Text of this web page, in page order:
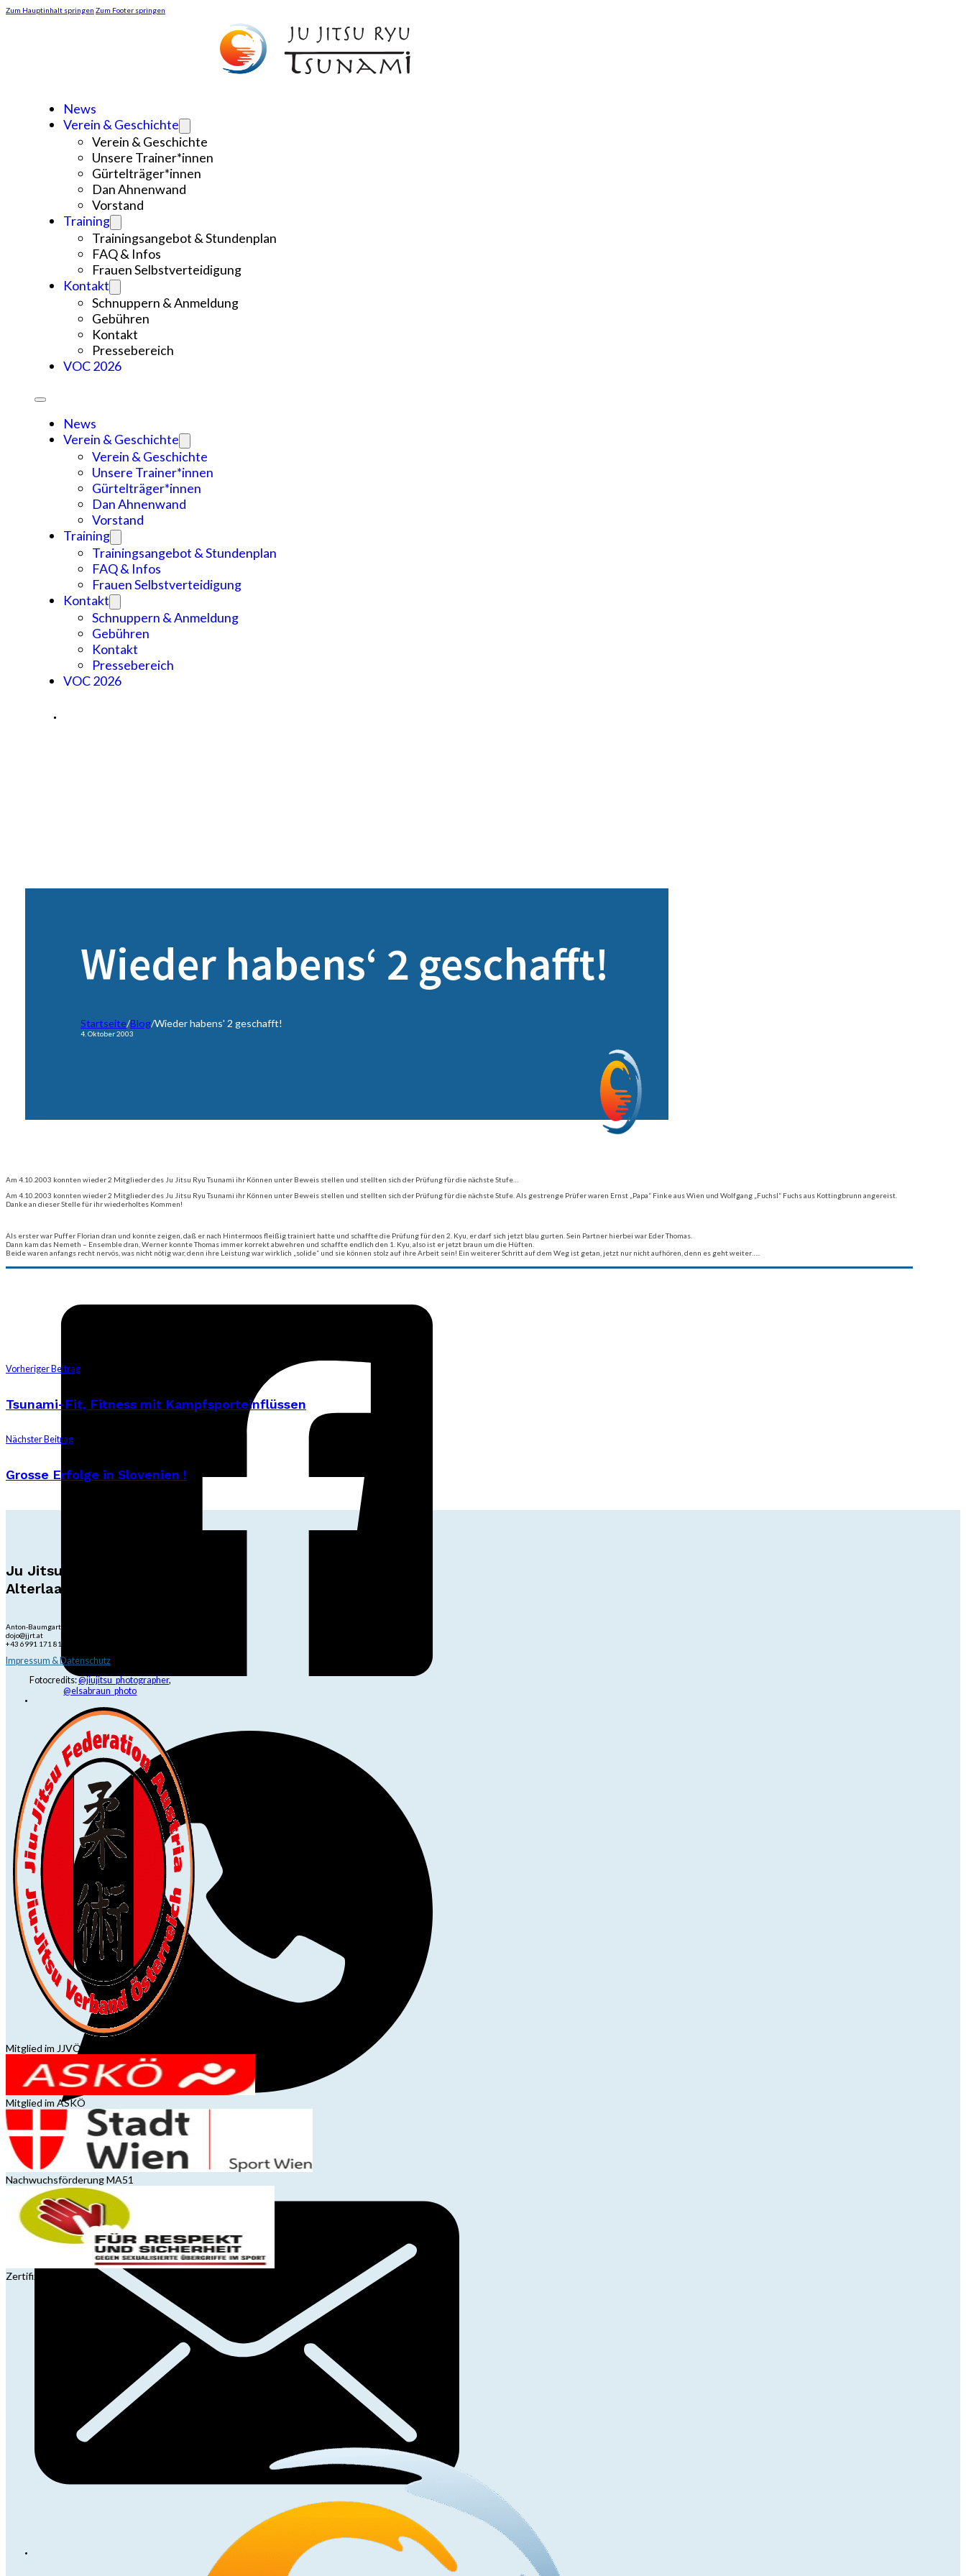
Zum Hauptinhalt springen Zum Footer springen
News
Verein & Geschichte
Verein & Geschichte
Unsere Trainer*innen
Gürtelträger*innen
Dan Ahnenwand
Vorstand
Training
Trainingsangebot & Stundenplan
FAQ & Infos
Frauen Selbstverteidigung
Kontakt
Schnuppern & Anmeldung
Gebühren
Kontakt
Pressebereich
VOC 2026
News
Verein & Geschichte
Verein & Geschichte
Unsere Trainer*innen
Gürtelträger*innen
Dan Ahnenwand
Vorstand
Training
Trainingsangebot & Stundenplan
FAQ & Infos
Frauen Selbstverteidigung
Kontakt
Schnuppern & Anmeldung
Gebühren
Kontakt
Pressebereich
VOC 2026
Wieder habens‘ 2 geschafft!
Startseite/Blog/Wieder habens' 2 geschafft!
4. Oktober 2003
Am 4.10.2003 konnten wieder 2 Mitglieder des Ju Jitsu Ryu Tsunami ihr Können unter Beweis stellen und stellten sich der Prüfung für die nächste Stufe…
Am 4.10.2003 konnten wieder 2 Mitglieder des Ju Jitsu Ryu Tsunami ihr Können unter Beweis stellen und stellten sich der Prüfung für die nächste Stufe. Als gestrenge Prüfer waren Ernst „Papa“ Finke aus Wien und Wolfgang „Fuchsl“ Fuchs aus Kottingbrunn angereist.
Danke an dieser Stelle für ihr wiederholtes Kommen!
Als erster war Puffer Florian dran und konnte zeigen, daß er nach Hintermoos fleißig trainiert hatte und schaffte die Prüfung für den 2. Kyu, er darf sich jetzt blau gurten. Sein Partner hierbei war Eder Thomas.
Dann kam das Nemeth – Ensemble dran, Werner konnte Thomas immer korrekt abwehren und schaffte endlich den 1. Kyu, also ist er jetzt braun um die Hüften.
Beide waren anfangs recht nervös, was nicht nötig war, denn ihre Leistung war wirklich „solide“ und sie können stolz auf ihre Arbeit sein! Ein weiterer Schritt auf dem Weg ist getan, jetzt nur nicht aufhören, denn es geht weiter…..
Vorheriger Beitrag
Tsunami-Fit, Fitness mit Kampfsporteinflüssen
Nächster Beitrag
Grosse Erfolge in Slovenien !
Ju Jitsu Ryu Tsunami
Alterlaa
Anton-Baumgartner-Str. 44/B8/01, 1230 Wien
dojo@jjrt.at
+43 6991 171 81 60
Impressum & Datenschutz
Fotocredits:@jiujitsu_photographer,
@elsabraun_photo
Mitglied im JJVÖ
Mitglied im ASKÖ
Nachwuchsförderung MA51
Zertifizierung